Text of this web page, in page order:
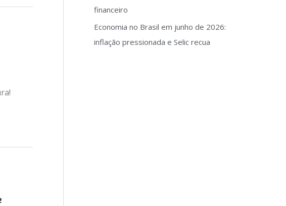
financeiro
Economia no Brasil em junho de 2026:
inflação pressionada e Selic recua